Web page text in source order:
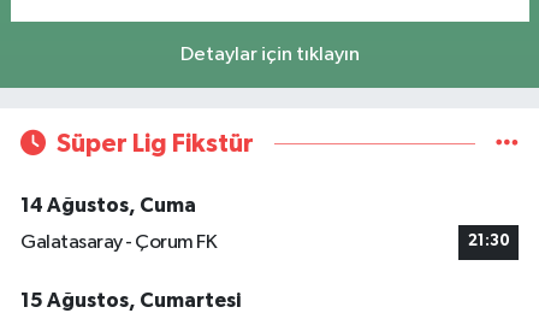
Detaylar için tıklayın
Süper Lig Fikstür
14 Ağustos, Cuma
Galatasaray - Çorum FK
21:30
15 Ağustos, Cumartesi